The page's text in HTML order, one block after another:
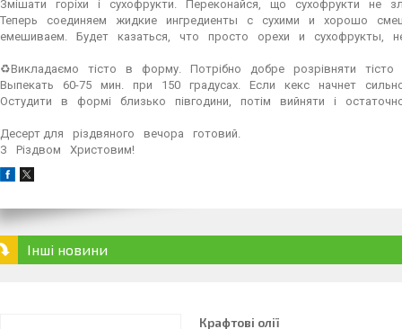
Выпекать⠀60-
Десерт для⠀різдвяного⠀вечора⠀готовий.⁣⁣⠀
З⠀Різдвом⠀Христовим!
Інші новини
Крафтові олії